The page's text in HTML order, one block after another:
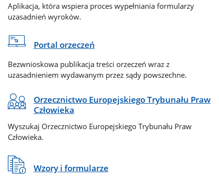
Aplikacja, która wspiera proces wypełniania formularzy
uzasadnień wyroków.
Portal orzeczeń
Bezwnioskowa publikacja treści orzeczeń wraz z
uzasadnieniem wydawanym przez sądy powszechne.
Orzecznictwo Europejskiego Trybunału Praw
Człowieka
Wyszukaj Orzecznictwo Europejskiego Trybunału Praw
Człowieka.
Wzory i formularze